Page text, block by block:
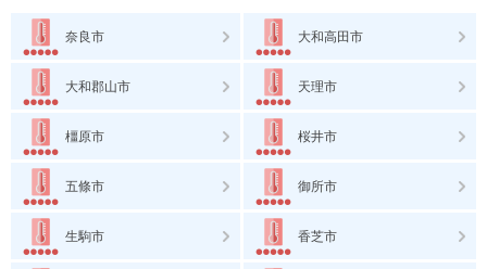
奈良市 大和高田市
大和郡山市 天理市
橿原市 桜井市
五條市 御所市
生駒市 香芝市